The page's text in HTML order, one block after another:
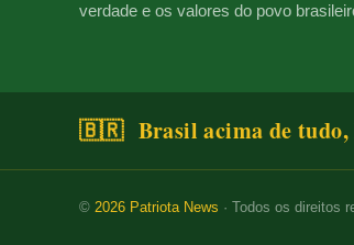
verdade e os valores do povo
🇧🇷 Brasil acima de tudo,
© 2026 Patriota News · Todos os direitos